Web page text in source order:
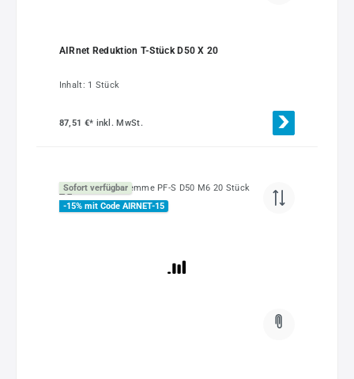
AIRnet Reduktion T-Stück D50 X 20
Inhalt: 1 Stück
87,51 €* inkl. MwSt.
Sofort verfügbar
-15% mit Code AIRNET-15